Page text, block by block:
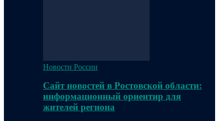
Новости России
Сайт новостей в Ростовской области:
информационный ориентир для
жителей региона